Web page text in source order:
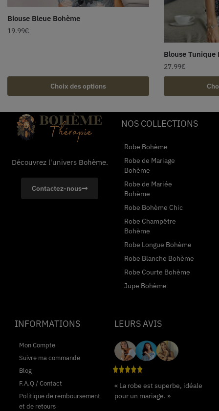
Blouse Bleue Bohème
19.99€
Choix des options
Blouse Tunique
27.99€
Découvrez l'univers Bohème.
Contactez-nous
NOS COLLECTIONS
Robe Bohème
Robe de Mariage
Bohème
Robe de Mariée
Bohème
Robe Bohème Chic
Robe Champêtre
Bohème
Robe Longue Bohème
Robe Blanche Bohème
Robe Courte Bohème
Jupe Bohème
INFORMATIONS
Mon Compte
Suivre ma commande
Blog
F.A.Q / Contact
Politique de remboursement
et de retours
LEURS AVIS
« La robe est superbe, idéale
pour un mariage. »